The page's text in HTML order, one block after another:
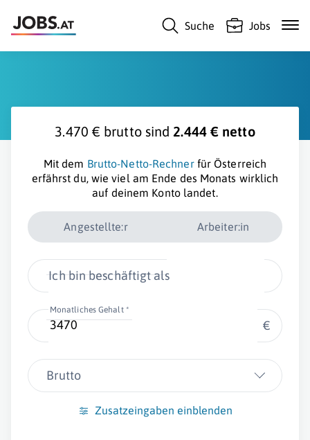
Suche Jobs
3.470 € brutto sind2.444 € netto
Mit dem Brutto-Netto-Rechnerfür Österreich
erfährst du, wie viel am Ende des Monats wirklich
auf deinem Konto landet.
Angestellte:r Arbeiter:in
Ich bin beschäftigt als
Monatliches Gehalt *
€
Brutto
Zusatzeingaben einblenden